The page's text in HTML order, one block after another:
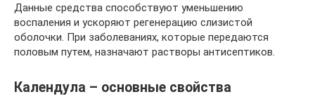
Данные средства способствуют уменьшению
воспаления и ускоряют регенерацию слизистой
оболочки. При заболеваниях, которые передаются
половым путем, назначают растворы антисептиков.
Календула – основные свойства